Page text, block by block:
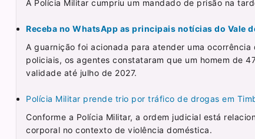
A Polícia Militar cumpriu um mandado de prisão na
Receba no WhatsApp as principais notícias do Vale
A guarnição foi acionada para atender uma
policiais, os agentes constataram que um homem de
validade até julho de 2027.
Polícia Militar prende trio por tráfico de drogas em
Conforme a Polícia Militar, a ordem judicial está
corporal no contexto de violência doméstica.